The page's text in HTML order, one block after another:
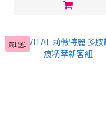
買1送1